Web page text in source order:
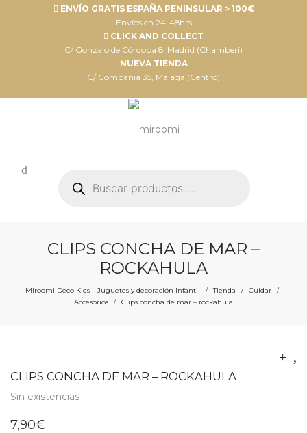
ENVÍO GRATIS ESPAÑA PENINSULAR > 100€
Envíos en 24-48hrs
CLICK AND COLLECT
C/ Gonzalo de Córdoba 8, Madrid (Chamberí)
NUEVA TIENDA
C/ Compañia 35, Málaga (Centro)
productos
CLIPS CONCHA DE MAR –
ROCKAHULA
Miroomi Deco Kids – Juguetes y decoración Infantil / Tienda / Cuidar /
Accesorios / Clips concha de mar – rockahula
CLIPS CONCHA DE MAR – ROCKAHULA
Sin existencias
7,90€